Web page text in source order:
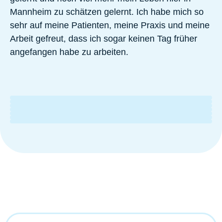
Mannheim zu schätzen gelernt. Ich habe mich so
sehr auf meine Patienten, meine Praxis und meine
Arbeit gefreut, dass ich sogar keinen Tag früher
angefangen habe zu arbeiten.